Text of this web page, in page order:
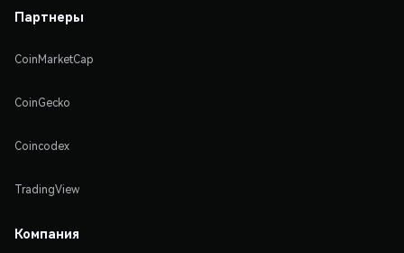
Партнеры
CoinMarketCap
CoinGecko
Coincodex
TradingView
Компания